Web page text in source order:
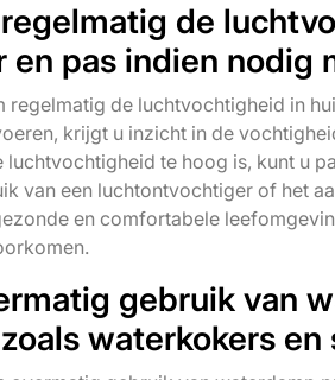
de
en pas indien nodig
regelmatig de luchtvochtigheid in
krijgt u inzicht in de
luchtvochtigheid te hoog is, kunt u
van een luchtontvochtiger of het
en comfortabele
gebruik van
waterkokers